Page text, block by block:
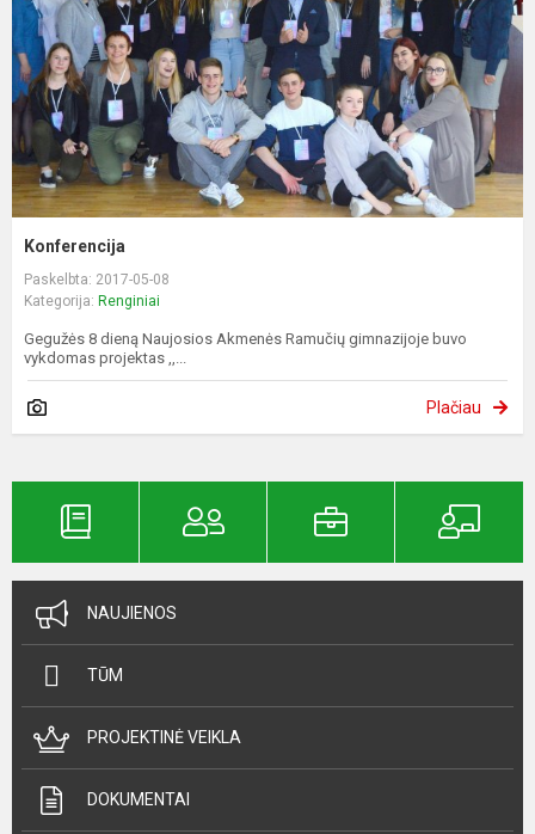
Konferencija
Paskelbta: 2017-05-08
Kategorija: Renginiai
Gegužės 8 dieną Naujosios Akmenės Ramučių gimnazijoje buvo
vykdomas projektas ,,...
Plačiau
NAUJIENOS
TŪM
PROJEKTINĖ VEIKLA
DOKUMENTAI